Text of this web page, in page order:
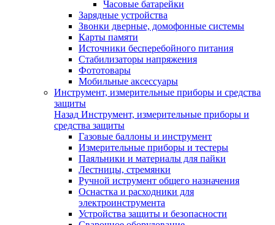
Часовые батарейки
Зарядные устройства
Звонки дверные, домофонные системы
Карты памяти
Источники бесперебойного питания
Стабилизаторы напряжения
Фототовары
Мобильные аксессуары
Инструмент, измерительные приборы и средства
защиты
Назад Инструмент, измерительные приборы и
средства защиты
Газовые баллоны и инструмент
Измерительные приборы и тестеры
Паяльники и материалы для пайки
Лестницы, стремянки
Ручной иструмент общего назначения
Оснастка и расходники для
электроинструмента
Устройства защиты и безопасности